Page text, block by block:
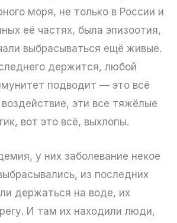
моря, не только в России и
её частях, была эпизоотия,
выбрасываться ещё живые.
держится, любой
подводит — это всё
эти все тяжёлые
вот это всё, выхлопы.
у них заболевание некое
из последних
держаться на воде, их
И там их находили люди,